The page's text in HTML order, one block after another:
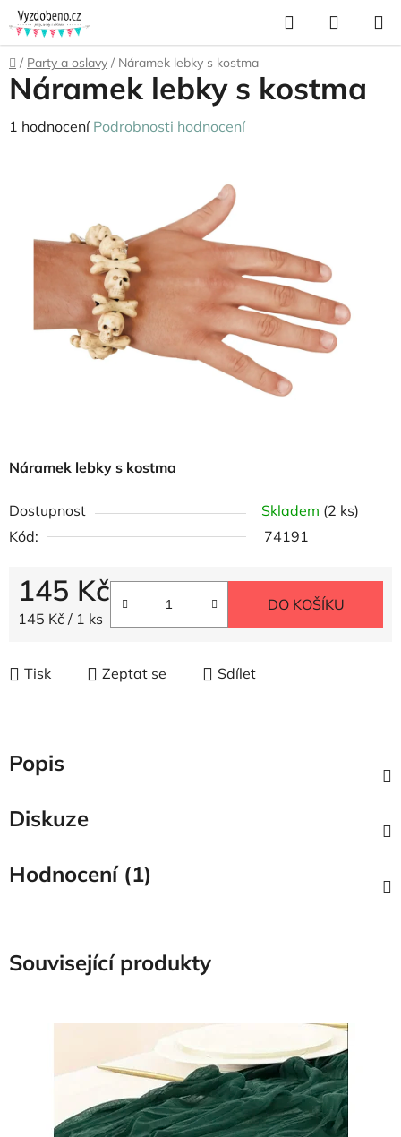
Přejít
na
obsah
Hledat
KOŠÍK
Domů
/ Party a oslavy / Náramek lebky s kostma
Náramek lebky s kostma
Dostupnost Skladem (2 ks)
Kód:
74191
145 Kč
Měrná cena:
145 Kč / 1 ks
DO KOŠÍKU
Tisk Zeptat se Sdílet
Náramek lebky s kostma
Průměrné
hvězdiček.
1 hodnocení Podrobnosti hodnocení
Popis
Diskuze
Hodnocení (1)
Související produkty